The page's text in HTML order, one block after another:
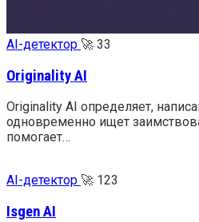
AI-детектор 🚀 33
Originality AI
Originality AI определяет,
одновременно ищет
помогает…
AI-детектор 🚀 123
Isgen AI